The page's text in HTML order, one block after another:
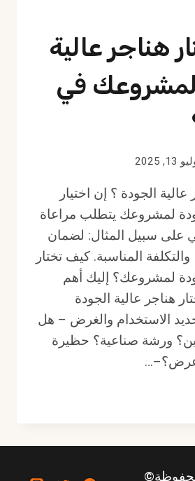
هناجر عالية
في
13, 2025
الجودة ؟ إن اختيار
لمشروعك يتطلب مراعاة
على سبيل المثال: لضمان
والتكلفة المناسبة. كيف تختار
لمشروعك؟ إليك أهم
هناجر عالية الجودة
1. تحديد الاستخدام والغرض – هل
ورشة صناعية؟ حظيرة